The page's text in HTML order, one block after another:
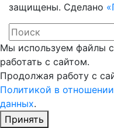
защищены. Сделано
Мы используем файлы
работать с сайтом.
Продолжая работу с
Политикой в
данных.
Принять